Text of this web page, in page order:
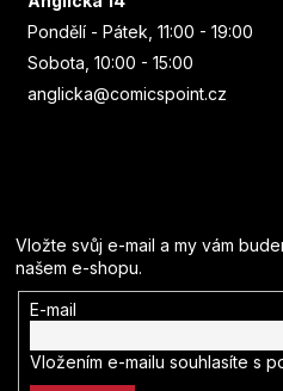
Pondělí - Pátek, 11:00 - 19:00
Sobota, 10:00 - 15:00
anglicka@comicspoint.cz
Vložte svůj e-mail a my vám
našem e-shopu.
E-mail
Vložením e-mailu souhlasíte s